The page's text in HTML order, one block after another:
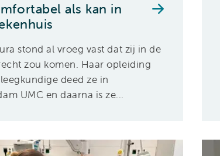
als kan in
stond al vroeg vast dat zij in de
zou komen. Haar opleiding
deed ze in
UMC en daarna is ze...